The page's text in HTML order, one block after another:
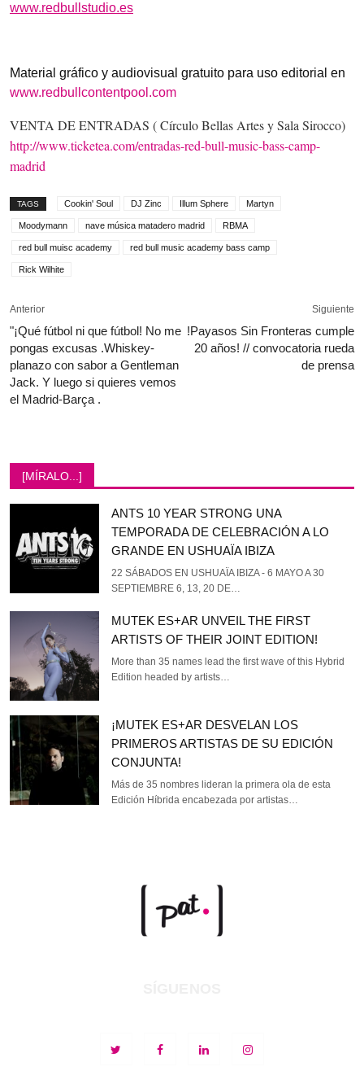
www.redbullstudio.es
Material gráfico y audiovisual gratuito para uso editorial en
www.redbullcontentpool.com
VENTA DE ENTRADAS ( Círculo Bellas Artes y Sala Sirocco)
http://www.ticketea.com/entradas-red-bull-music-bass-camp-
madrid
TAGS Cookin' Soul DJ Zinc Illum Sphere Martyn
Moodymann nave música matadero madrid RBMA
red bull muisc academy red bull music academy bass camp
Rick Wilhite
Anterior
"¡Qué fútbol ni que fútbol! No me
pongas excusas .Whiskey-
planazo con sabor a Gentleman
Jack. Y luego si quieres vemos
el Madrid-Barça .
Siguiente
!Payasos Sin Fronteras cumple
20 años! // convocatoria rueda
de prensa
[MÍRALO...]
ANTS 10 YEAR STRONG UNA
TEMPORADA DE CELEBRACIÓN A LO
GRANDE EN USHUAÏA IBIZA
22 SÁBADOS EN USHUAÏA IBIZA - 6 MAYO A 30
SEPTIEMBRE 6, 13, 20 DE…
MUTEK ES+AR UNVEIL THE FIRST
ARTISTS OF THEIR JOINT EDITION!
More than 35 names lead the first wave of this Hybrid
Edition headed by artists…
¡MUTEK ES+AR DESVELAN LOS
PRIMEROS ARTISTAS DE SU EDICIÓN
CONJUNTA!
Más de 35 nombres lideran la primera ola de esta
Edición Híbrida encabezada por artistas…